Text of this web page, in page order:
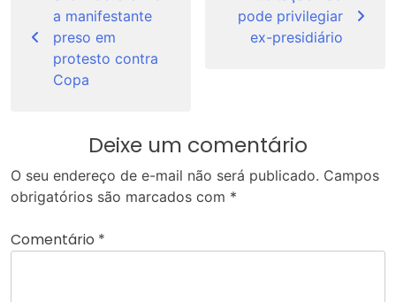
Posta manifestante
preso em
protesto contra
Copa
pode privilegiar
ex-presidiário
Deixe um comentário
O seu endereço de e-mail não será publicado. Campos
obrigatórios são marcados com *
Comentário *